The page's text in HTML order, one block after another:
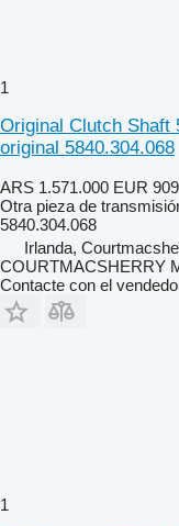
1
Original Clutch Shaft
original 5840.304.068
ARS 1.571.000 EUR 909
Otra pieza de
5840.304.068
Irlanda,
COURTMACSHERRY
Contacte con el
1